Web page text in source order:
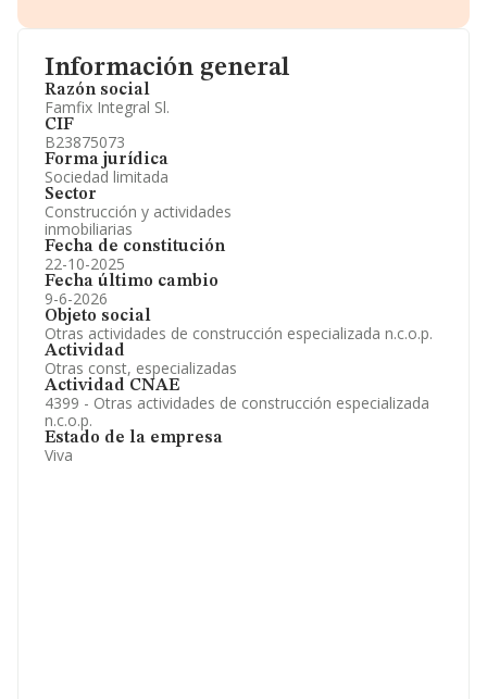
Información general
Razón social
Famfix Integral Sl.
CIF
B23875073
Forma jurídica
Sociedad limitada
Sector
Construcción y actividades
inmobiliarias
Fecha de constitución
22-10-2025
Fecha último cambio
9-6-2026
Objeto social
Otras actividades de construcción especializada n.c.o.p.
Actividad
Otras const, especializadas
Actividad CNAE
4399 - Otras actividades de construcción especializada
n.c.o.p.
Estado de la empresa
Viva
Información oficial y registral complementaria.